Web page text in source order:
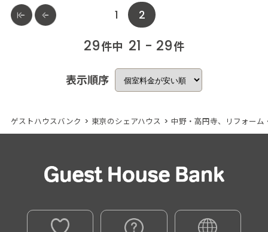
1 2
29件中 21 - 29件
表示順序
ゲストハウスバンク > 東京のシェアハウス > 中野・高円寺、リフォーム